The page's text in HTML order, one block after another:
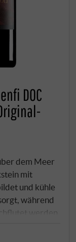
DOC
dem Meer
mit
und kühle
während
werden.
auf dieser